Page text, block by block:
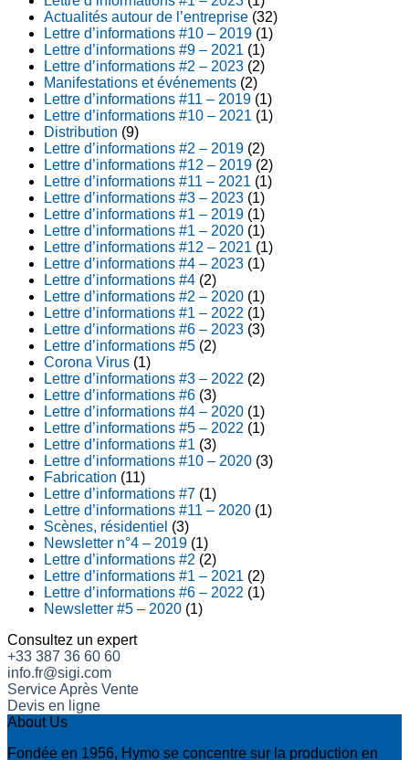
Actualités autour de l’entreprise (32)
Lettre d’informations #10 – 2019 (1)
Lettre d’informations #9 – 2021 (1)
Lettre d’informations #2 – 2023 (2)
Manifestations et événements (2)
Lettre d’informations #11 – 2019 (1)
Lettre d’informations #10 – 2021 (1)
Distribution (9)
Lettre d’informations #2 – 2019 (2)
Lettre d’informations #12 – 2019 (2)
Lettre d’informations #11 – 2021 (1)
Lettre d’informations #3 – 2023 (1)
Lettre d’informations #1 – 2019 (1)
Lettre d’informations #1 – 2020 (1)
Lettre d’informations #12 – 2021 (1)
Lettre d’informations #4 – 2023 (1)
Lettre d’informations #4 (2)
Lettre d’informations #2 – 2020 (1)
Lettre d’informations #1 – 2022 (1)
Lettre d’informations #6 – 2023 (3)
Lettre d’informations #5 (2)
Corona Virus (1)
Lettre d’informations #3 – 2022 (2)
Lettre d’informations #6 (3)
Lettre d’informations #4 – 2020 (1)
Lettre d’informations #5 – 2022 (1)
Lettre d’informations #1 (3)
Lettre d’informations #10 – 2020 (3)
Fabrication (11)
Lettre d’informations #7 (1)
Lettre d’informations #11 – 2020 (1)
Scènes, résidentiel (3)
Newsletter n°4 – 2019 (1)
Lettre d’informations #2 (2)
Lettre d’informations #1 – 2021 (2)
Lettre d’informations #6 – 2022 (1)
Newsletter #5 – 2020 (1)
Consultez un expert
+33 387 36 60 60
info.fr@sigi.com
Service Après Vente
Devis en ligne
About Us
Fondée en 1956, Hymo se concentre sur la production en